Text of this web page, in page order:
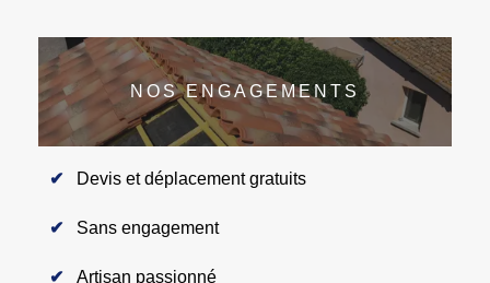
NOS ENGAGEMENTS
Devis et déplacement gratuits
Sans engagement
Artisan passionné